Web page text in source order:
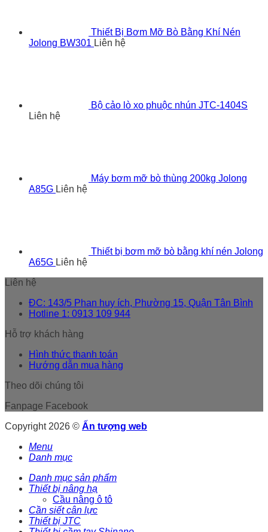
Thiết Bị Bơm Mỡ Bò Bằng Khí Nén
Jolong BW301 Liên hệ
Bộ cảo lò xo phuộc nhún JTC-1404S
Liên hệ
Máy bơm mỡ bò thùng 200kg Jolong
A85G Liên hệ
Thiết bị bơm mỡ bò bằng khí nén Jolong
A65G Liên hệ
Liên hệ
ĐC: 143/5 Phan huy ích, Phường 15, Quận Tân Bình
Hotline 1: 0913 109 944
Hỗ trợ khách hàng
Hình thức thanh toán
Hướng dẫn mua hàng
Theo dõi chúng tôi
Fanpage Facebook
Copyright 2026 © Ấn tượng web
Menu
Danh mục
Danh mục sản phẩm
Thiết bị nâng hạ
Cầu nâng ô tô
Cần siết cân lực
Thiết bị JTC